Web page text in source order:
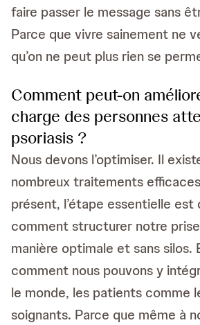
faire passer le message sans
Parce que vivre sainement ne
qu’on ne peut plus rien se
Comment peut-on
charge des personnes
psoriasis ?
Nous devons l’optimiser. Il
nombreux traitements
présent, l’étape essentielle
comment structurer notre
manière optimale et sans
comment nous pouvons y
le monde, les patients comme
soignants. Parce que même à